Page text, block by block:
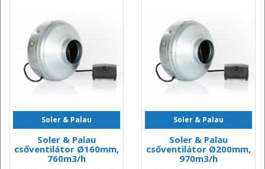
Soler & Palau
Soler & Palau
csőventilátor Ø160mm,
760m3/h
Soler & Palau
Soler & Palau
csőventilátor Ø200mm,
970m3/h